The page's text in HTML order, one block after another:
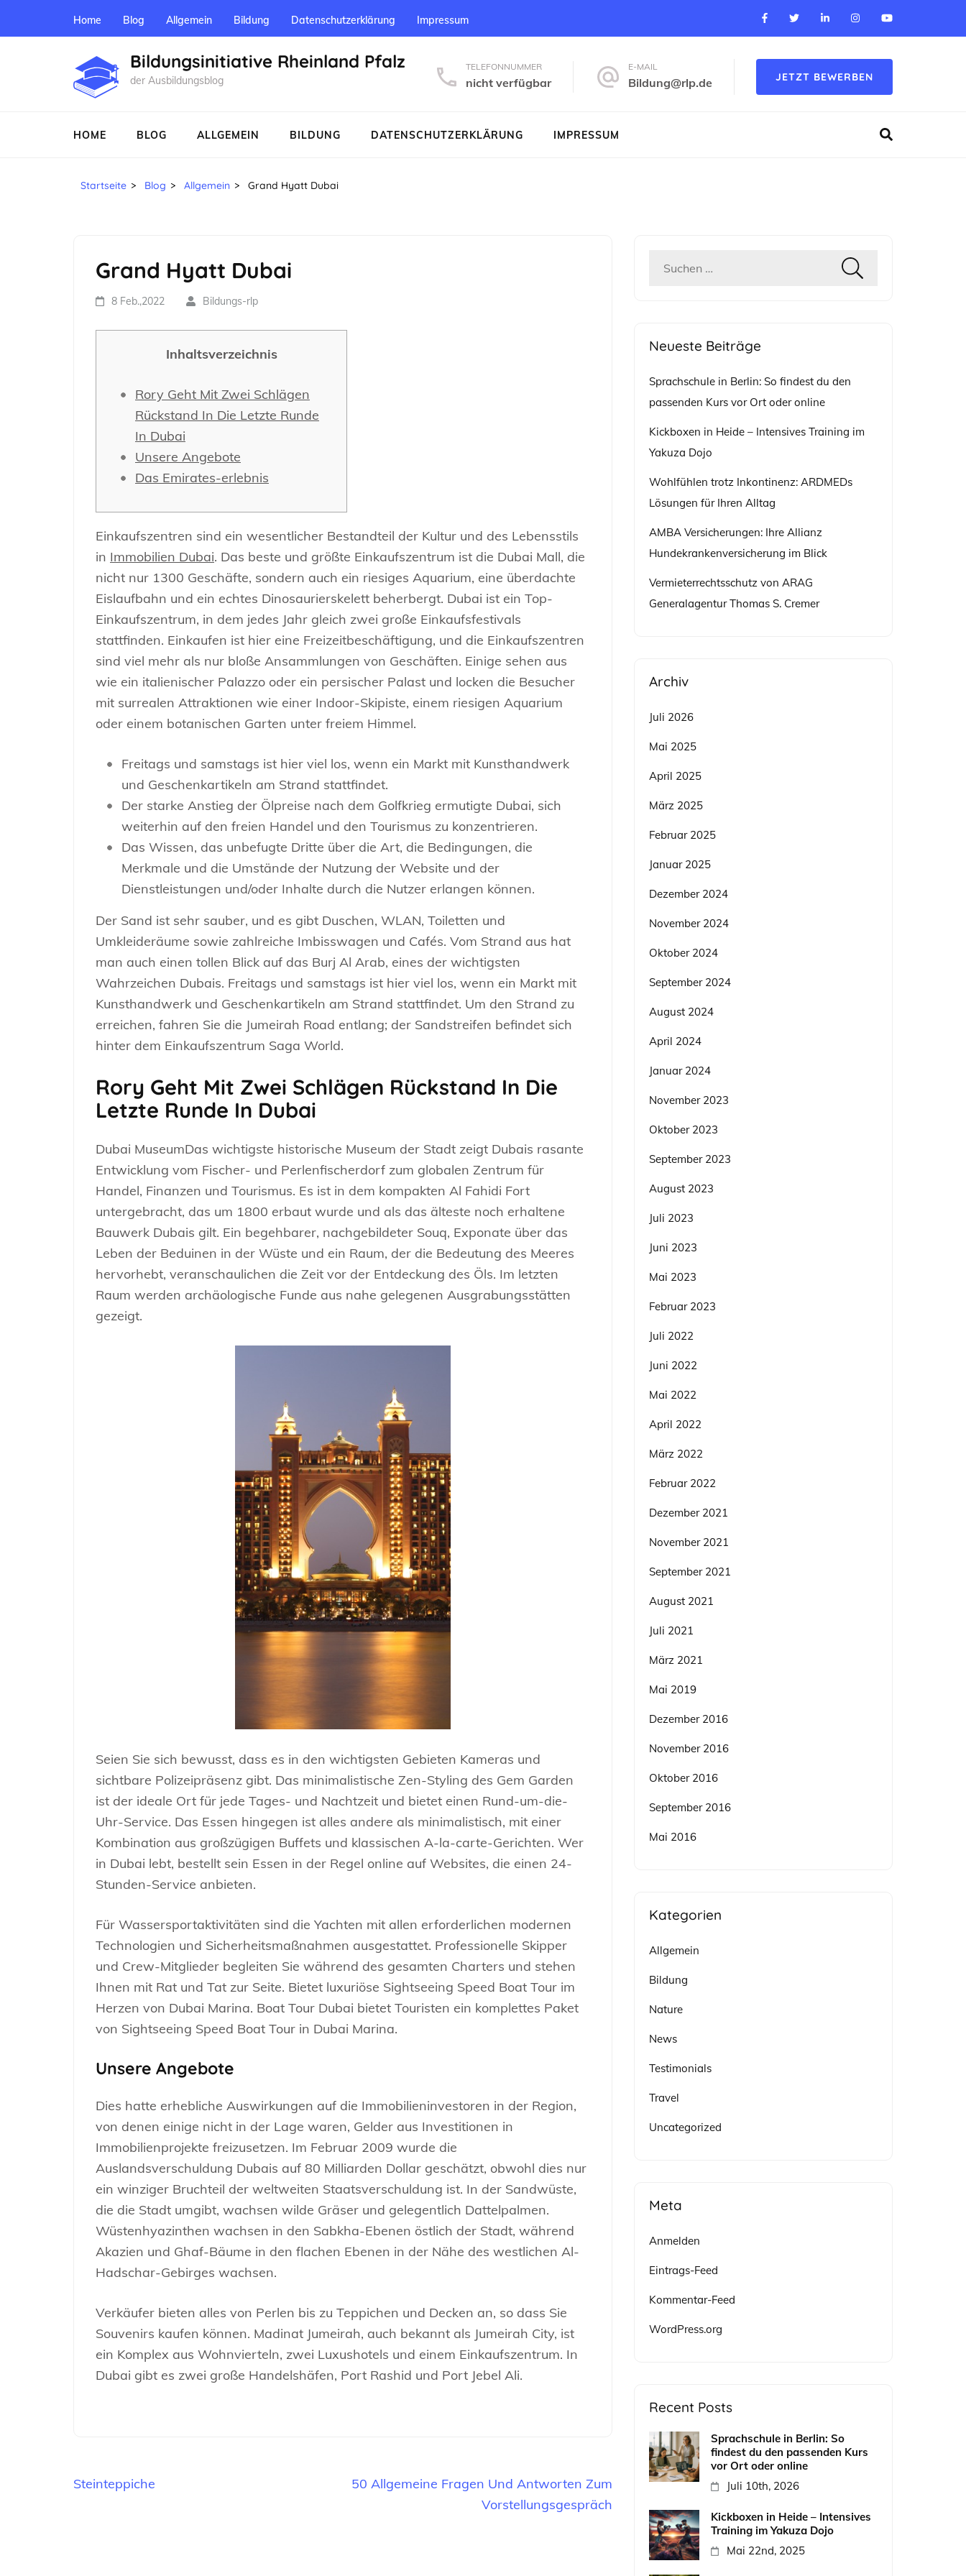
Home Blog Allgemein Bildung Datenschutzerklärung Impressum
Bildungsinitiative Rheinland Pfalz
der Ausbildungsblog
TELEFONNUMMER
nicht verfügbar
E-MAIL
Bildung@rlp.de JETZT BEWERBEN
HOME BLOG ALLGEMEIN BILDUNG DATENSCHUTZERKLÄRUNG IMPRESSUM
Startseite > Blog > Allgemein > Grand Hyatt Dubai
Grand Hyatt Dubai
8 Feb.,2022 Bildungs-rlp
Inhaltsverzeichnis
Rory Geht Mit Zwei Schlägen
Rückstand In Die Letzte Runde
In Dubai
Unsere Angebote
Das Emirates-erlebnis
Einkaufszentren sind ein wesentlicher Bestandteil der Kultur und des Lebensstils
in Immobilien Dubai. Das beste und größte Einkaufszentrum ist die Dubai Mall, die
nicht nur 1300 Geschäfte, sondern auch ein riesiges Aquarium, eine überdachte
Eislaufbahn und ein echtes Dinosaurierskelett beherbergt. Dubai ist ein Top-
Einkaufszentrum, in dem jedes Jahr gleich zwei große Einkaufsfestivals
stattfinden. Einkaufen ist hier eine Freizeitbeschäftigung, und die Einkaufszentren
sind viel mehr als nur bloße Ansammlungen von Geschäften. Einige sehen aus
wie ein italienischer Palazzo oder ein persischer Palast und locken die Besucher
mit surrealen Attraktionen wie einer Indoor-Skipiste, einem riesigen Aquarium
oder einem botanischen Garten unter freiem Himmel.
Freitags und samstags ist hier viel los, wenn ein Markt mit Kunsthandwerk
und Geschenkartikeln am Strand stattfindet.
Der starke Anstieg der Ölpreise nach dem Golfkrieg ermutigte Dubai, sich
weiterhin auf den freien Handel und den Tourismus zu konzentrieren.
Das Wissen, das unbefugte Dritte über die Art, die Bedingungen, die
Merkmale und die Umstände der Nutzung der Website und der
Dienstleistungen und/oder Inhalte durch die Nutzer erlangen können.
Der Sand ist sehr sauber, und es gibt Duschen, WLAN, Toiletten und
Umkleideräume sowie zahlreiche Imbisswagen und Cafés. Vom Strand aus hat
man auch einen tollen Blick auf das Burj Al Arab, eines der wichtigsten
Wahrzeichen Dubais. Freitags und samstags ist hier viel los, wenn ein Markt mit
Kunsthandwerk und Geschenkartikeln am Strand stattfindet. Um den Strand zu
erreichen, fahren Sie die Jumeirah Road entlang; der Sandstreifen befindet sich
hinter dem Einkaufszentrum Saga World.
Rory Geht Mit Zwei Schlägen Rückstand In Die
Letzte Runde In Dubai
Dubai MuseumDas wichtigste historische Museum der Stadt zeigt Dubais rasante
Entwicklung vom Fischer- und Perlenfischerdorf zum globalen Zentrum für
Handel, Finanzen und Tourismus. Es ist in dem kompakten Al Fahidi Fort
untergebracht, das um 1800 erbaut wurde und als das älteste noch erhaltene
Bauwerk Dubais gilt. Ein begehbarer, nachgebildeter Souq, Exponate über das
Leben der Beduinen in der Wüste und ein Raum, der die Bedeutung des Meeres
hervorhebt, veranschaulichen die Zeit vor der Entdeckung des Öls. Im letzten
Raum werden archäologische Funde aus nahe gelegenen Ausgrabungsstätten
gezeigt.
Seien Sie sich bewusst, dass es in den wichtigsten Gebieten Kameras und
sichtbare Polizeipräsenz gibt. Das minimalistische Zen-Styling des Gem Garden
ist der ideale Ort für jede Tages- und Nachtzeit und bietet einen Rund-um-die-
Uhr-Service. Das Essen hingegen ist alles andere als minimalistisch, mit einer
Kombination aus großzügigen Buffets und klassischen A-la-carte-Gerichten. Wer
in Dubai lebt, bestellt sein Essen in der Regel online auf Websites, die einen 24-
Stunden-Service anbieten.
Für Wassersportaktivitäten sind die Yachten mit allen erforderlichen modernen
Technologien und Sicherheitsmaßnahmen ausgestattet. Professionelle Skipper
und Crew-Mitglieder begleiten Sie während des gesamten Charters und stehen
Ihnen mit Rat und Tat zur Seite. Bietet luxuriöse Sightseeing Speed Boat Tour im
Herzen von Dubai Marina. Boat Tour Dubai bietet Touristen ein komplettes Paket
von Sightseeing Speed Boat Tour in Dubai Marina.
Unsere Angebote
Dies hatte erhebliche Auswirkungen auf die Immobilieninvestoren in der Region,
von denen einige nicht in der Lage waren, Gelder aus Investitionen in
Immobilienprojekte freizusetzen. Im Februar 2009 wurde die
Auslandsverschuldung Dubais auf 80 Milliarden Dollar geschätzt, obwohl dies nur
ein winziger Bruchteil der weltweiten Staatsverschuldung ist. In der Sandwüste,
die die Stadt umgibt, wachsen wilde Gräser und gelegentlich Dattelpalmen.
Wüstenhyazinthen wachsen in den Sabkha-Ebenen östlich der Stadt, während
Akazien und Ghaf-Bäume in den flachen Ebenen in der Nähe des westlichen Al-
Hadschar-Gebirges wachsen.
Verkäufer bieten alles von Perlen bis zu Teppichen und Decken an, so dass Sie
Souvenirs kaufen können. Madinat Jumeirah, auch bekannt als Jumeirah City, ist
ein Komplex aus Wohnvierteln, zwei Luxushotels und einem Einkaufszentrum. In
Dubai gibt es zwei große Handelshäfen, Port Rashid und Port Jebel Ali.
Beitragsnavigation
Steinteppiche
50 Allgemeine Fragen Und Antworten Zum
Vorstellungsgespräch
Suchen
Neueste Beiträge
Sprachschule in Berlin: So findest du den
passenden Kurs vor Ort oder online
Kickboxen in Heide – Intensives Training im
Yakuza Dojo
Wohlfühlen trotz Inkontinenz: ARDMEDs
Lösungen für Ihren Alltag
AMBA Versicherungen: Ihre Allianz
Hundekrankenversicherung im Blick
Vermieterrechtsschutz von ARAG
Generalagentur Thomas S. Cremer
Archiv
Juli 2026
Mai 2025
April 2025
März 2025
Februar 2025
Januar 2025
Dezember 2024
November 2024
Oktober 2024
September 2024
August 2024
April 2024
Januar 2024
November 2023
Oktober 2023
September 2023
August 2023
Juli 2023
Juni 2023
Mai 2023
Februar 2023
Juli 2022
Juni 2022
Mai 2022
April 2022
März 2022
Februar 2022
Dezember 2021
November 2021
September 2021
August 2021
Juli 2021
März 2021
Mai 2019
Dezember 2016
November 2016
Oktober 2016
September 2016
Mai 2016
Kategorien
Allgemein
Bildung
Nature
News
Testimonials
Travel
Uncategorized
Meta
Anmelden
Eintrags-Feed
Kommentar-Feed
WordPress.org
Recent Posts
Sprachschule in Berlin: So
findest du den passenden Kurs
vor Ort oder online
Juli 10th, 2026
Kickboxen in Heide – Intensives
Training im Yakuza Dojo
Mai 22nd, 2025